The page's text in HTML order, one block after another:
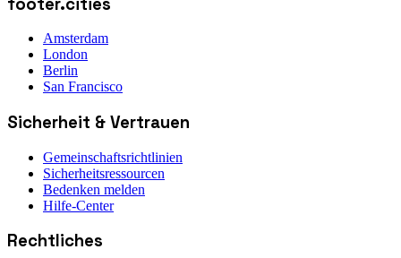
Amsterdam
London
Berlin
San Francisco
Sicherheit & Vertrauen
Gemeinschaftsrichtlinien
Sicherheitsressourcen
Bedenken melden
Hilfe-Center
Rechtliches